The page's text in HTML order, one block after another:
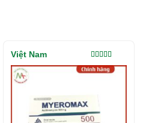
Được xếp
hạng5.00
Việt Nam